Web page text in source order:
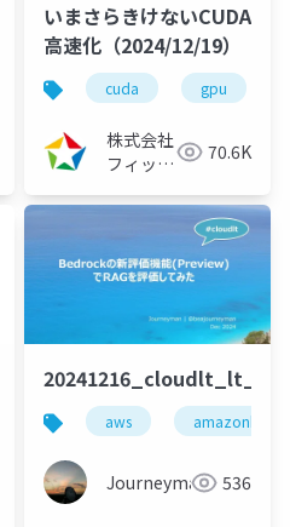
いまさらきけないCUDA
高速化（2024/12/19）
cuda gpu
株式会社
フィック
70.6K
aws
Journeyman 536